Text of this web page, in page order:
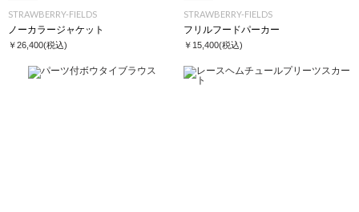
STRAWBERRY-FIELDS
ノーカラージャケット
￥26,400(税込)
STRAWBERRY-FIELDS
フリルフードパーカー
￥15,400(税込)